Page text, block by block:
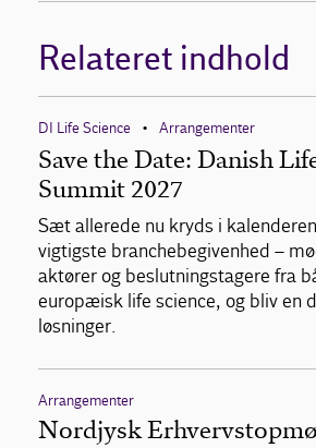
Relateret indhold
DI Life Science • Arrangementer
Save the Date: Danish
Summit 2027
Sæt allerede nu kryds i
vigtigste branchebegivenhed –
aktører og beslutningstagere fra
europæisk life science, og bliv en
løsninger.
Arrangementer
Nordjysk